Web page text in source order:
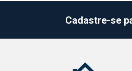
Cadastre-se